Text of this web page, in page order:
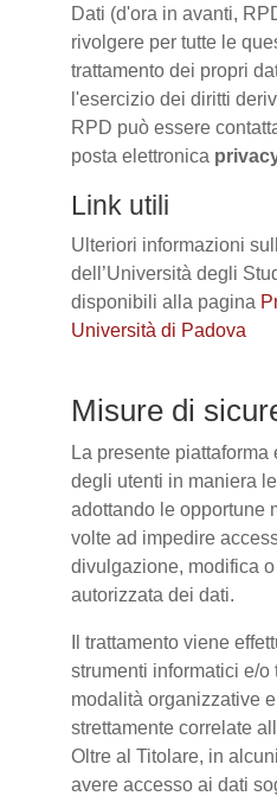
Dati (d'ora in avanti,
rivolgere per tutte le
trattamento dei propri
l'esercizio dei diritti
RPD può essere
posta elettronica
Link utili
Ulteriori informazioni
dell’Università degli
disponibili alla pagina
Università di Padova
Misure di
La presente
degli utenti in maniera
adottando le opportune
volte ad impedire
divulgazione, modifica
autorizzata dei dati.
Il trattamento viene
strumenti informatici e/o
modalità organizzative
strettamente correlate
Oltre al Titolare, in
avere accesso ai dati